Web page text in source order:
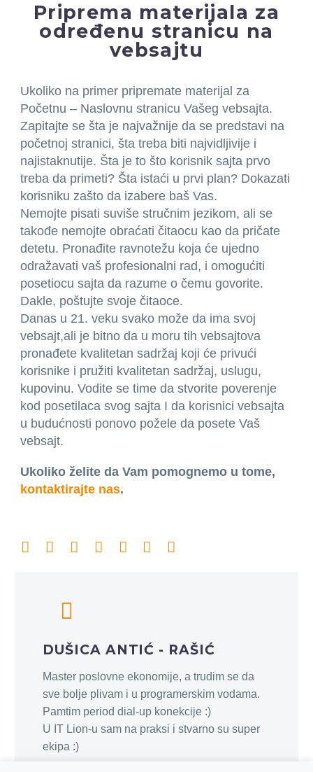
Priprema materijala za
određenu stranicu na
vebsajtu
Ukoliko na primer pripremate materijal za
Početnu – Naslovnu stranicu Vašeg vebsajta.
Zapitajte se šta je najvažnije da se predstavi na
početnoj stranici, šta treba biti najvidljivije i
najistaknutije. Šta je to što korisnik sajta prvo
treba da primeti? Šta istaći u prvi plan? Dokazati
korisniku zašto da izabere baš Vas.
Nemojte pisati suviše stručnim jezikom, ali se
takođe nemojte obraćati čitaocu kao da pričate
detetu. Pronađite ravnotežu koja će ujedno
odražavati vaš profesionalni rad, i omogućiti
posetiocu sajta da razume o čemu govorite.
Dakle, poštujte svoje čitaoce.
Danas u 21. veku svako može da ima svoj
vebsajt,ali je bitno da u moru tih vebsajtova
pronađete kvalitetan sadržaj koji će privući
korisnike i pružiti kvalitetan sadržaj, uslugu,
kupovinu. Vodite se time da stvorite poverenje
kod posetilaca svog sajta I da korisnici vebsajta
u budućnosti ponovo požele da posete Vaš
vebsajt.
Ukoliko želite da Vam pomognemo u tome,
kontaktirajte nas.
DUŠICA ANTIĆ - RAŠIĆ
Master poslovne ekonomije, a trudim se da
sve bolje plivam i u programerskim vodama.
Pamtim period dial-up konekcije :)
U IT Lion-u sam na praksi i stvarno su super
ekipa :)